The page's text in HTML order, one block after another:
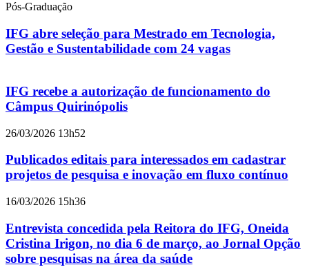
Pós-Graduação
IFG abre seleção para Mestrado em Tecnologia,
Gestão e Sustentabilidade com 24 vagas
IFG recebe a autorização de funcionamento do
Câmpus Quirinópolis
26/03/2026 13h52
Publicados editais para interessados em cadastrar
projetos de pesquisa e inovação em fluxo contínuo
16/03/2026 15h36
Entrevista concedida pela Reitora do IFG, Oneida
Cristina Irigon, no dia 6 de março, ao Jornal Opção
sobre pesquisas na área da saúde